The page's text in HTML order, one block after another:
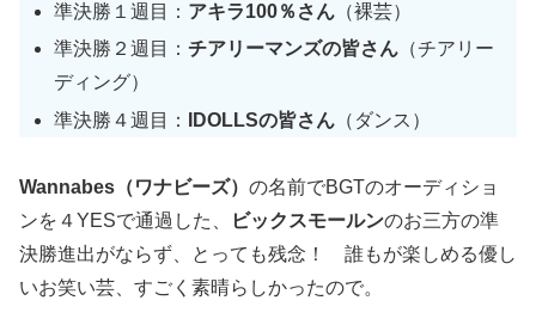
準決勝１週目： アキラ100％さん （裸芸）
準決勝２週目：チアリーマンズの皆さん （チアリー
ディング）
準決勝４週目：
IDOLLSの皆さん （ダンス）
Wannabes（ワナビーズ） の名前でBGTのオーディショ
ンを４YESで通過した、
ビックスモールンのお三方の準
決勝進出がならず、とっても残念！ 誰もが楽しめる優し
いお笑い芸、すごく素晴らしかったので。